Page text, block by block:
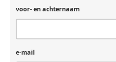
voor- en achternaam
e-mail